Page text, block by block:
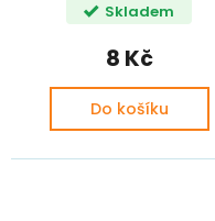
Skladem
8 Kč
Do košíku